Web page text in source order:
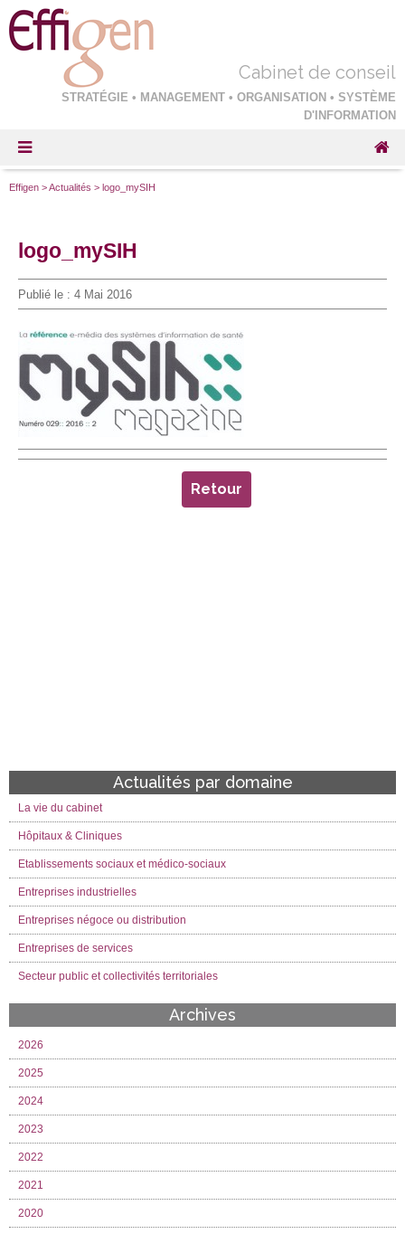
Cabinet de conseil
STRATÉGIE • MANAGEMENT • ORGANISATION • SYSTÈME
D'INFORMATION
Effigen >Actualités > logo_mySIH
logo_mySIH
Publié le : 4 Mai 2016
Retour
Actualités par domaine
La vie du cabinet
Hôpitaux & Cliniques
Etablissements sociaux et médico-sociaux
Entreprises industrielles
Entreprises négoce ou distribution
Entreprises de services
Secteur public et collectivités territoriales
Archives
2026
2025
2024
2023
2022
2021
2020